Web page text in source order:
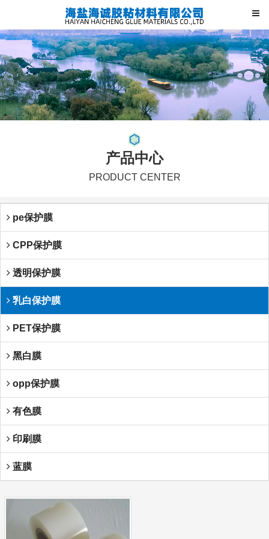
产品中心
PRODUCT CENTER
pe保护膜
CPP保护膜
透明保护膜
乳白保护膜
PET保护膜
黑白膜
opp保护膜
有色膜
印刷膜
蓝膜